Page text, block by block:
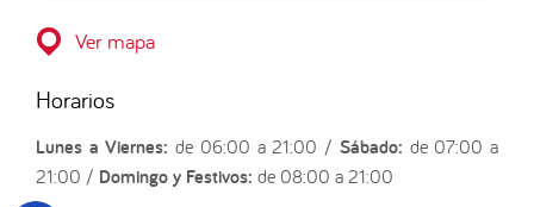
Ver mapa
Horarios
Lunes a Viernes: de 06:00 a 21:00 / Sábado: de 07:00 a
21:00 / Domingo y Festivos: de 08:00 a 21:00